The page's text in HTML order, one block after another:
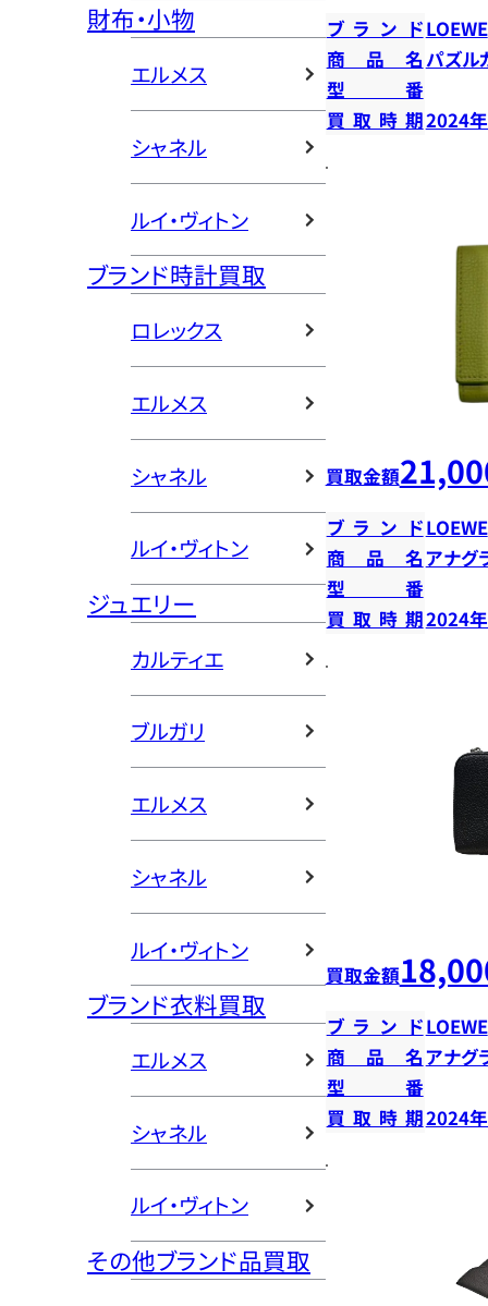
財布・小物
エルメス
シャネル
ルイ・ヴィトン
ブランド時計買取
ロレックス
エルメス
シャネル
ルイ・ヴィトン
ジュエリー
カルティエ
ブルガリ
エルメス
シャネル
ルイ・ヴィトン
ブランド衣料買取
エルメス
シャネル
ルイ・ヴィトン
その他ブランド品買取
ブランドLOEWE
商品名パズル
型番
買取時期2024
買取金額
ブランドLOEWE
商品名アナグ
型番
買取時期2024
買取金額
ブランドLOEWE
商品名アナグ
型番
買取時期2024